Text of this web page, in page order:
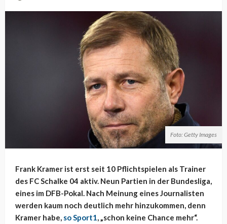
Foto: Getty Images
Frank Kramer ist erst seit 10 Pflichtspielen als Trainer
des FC Schalke 04 aktiv. Neun Partien in der Bundesliga,
eines im DFB-Pokal. Nach Meinung eines Journalisten
werden kaum noch deutlich mehr hinzukommen, denn
Kramer habe, so Sport1, „schon keine Chance mehr“.